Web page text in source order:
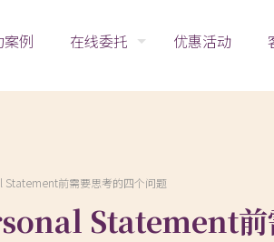
案例 在线委托 优惠活动
Statement前需要思考的四个问题
Statement